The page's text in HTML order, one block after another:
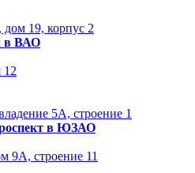
дом 19, корпус 2
в ВАО
12
5А, строение 1
в ЮЗАО
9A, строение 11